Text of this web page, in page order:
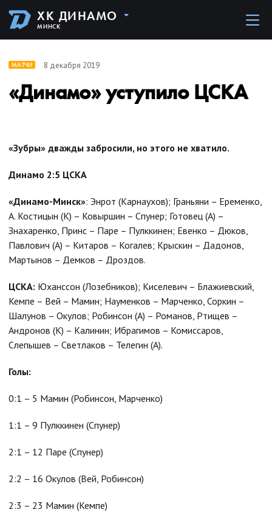
ХК ДИНАМО
МИНСК
МАТЧИ 8 декабря 2019
«Динамо» уступило ЦСКА
«Зубры» дважды забросили, но этого не хватило.
Динамо 2:5 ЦСКА
«Динамо-Минск»: Энрот (Карнаухов); Граньяни – Еременко,
А. Костицын (К) – Ковыршин – Спунер; Готовец (А) –
Знахаренко, Принс – Паре – Пулккинен; Евенко – Дюков,
Павлович (А) – Китаров – Когалев; Крыскин – Дадонов,
Мартынов – Демков – Дроздов.
ЦСКА: Юханссон (Лозебников); Киселевич – Блажиевский,
Кемпе – Вей – Мамин; Науменков – Марченко, Соркин –
Шалунов – Окулов; Робинсон (А) – Романов, Ртищев –
Андронов (К) – Калинин; Ибрагимов – Комиссаров,
Слепышев – Светлаков – Телегин (А).
Голы:
0:1 – 5 Мамин (Робинсон, Марченко)
1:1 – 9 Пулккинен (Спунер)
2:1 – 12 Паре (Спунер)
2:2 – 16 Окулов (Вей, Робинсон)
2:3 – 23 Мамин (Кемпе)